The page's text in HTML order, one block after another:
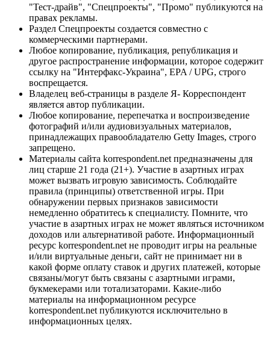
"Тест-драйв", "Спецпроекты", "Промо" публикуются на
правах рекламы.
Раздел Спецпроекты создается совместно с
коммерческими партнерами.
Любое копирование, публикация, републикация и
другое распространение информации, которое содержит
ссылку на "Интерфакс-Украина", EPA / UPG, строго
воспрещается.
Владелец веб-страницы в разделе Я- Корреспондент
является автор публикации.
Любое копирование, перепечатка и воспроизведение
фотографий и/или аудиовизуальных материалов,
принадлежащих правообладателю Getty Images, строго
запрещено.
Материалы сайта korrespondent.net предназначены для
лиц старше 21 года (21+). Участие в азартных играх
может вызвать игровую зависимость. Соблюдайте
правила (принципы) ответственной игры. При
обнаружении первых признаков зависимости
немедленно обратитесь к специалисту. Помните, что
участие в азартных играх не может являться источником
доходов или альтернативой работе. Информационный
ресурс korrespondent.net не проводит игры на реальные
и/или виртуальные деньги, сайт не принимает ни в
какой форме оплату ставок и других платежей, которые
связаны/могут быть связаны с азартными играми,
букмекерами или тотализаторами. Какие-либо
материалы на информационном ресурсе
korrespondent.net публикуются исключительно в
информационных целях.